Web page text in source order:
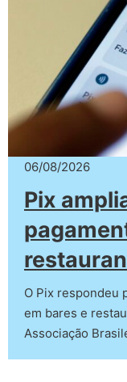
06/08/2026
Pix
O Pix respondeu
em bares e
Associação